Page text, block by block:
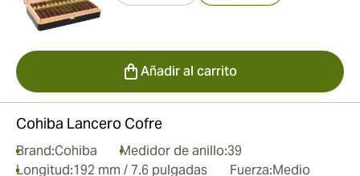
Añadir al carrito
Cohiba Lancero Cofre
Brand:Cohiba Medidor de anillo:39
Longitud:192 mm / 7.6 pulgadas Fuerza:Medio